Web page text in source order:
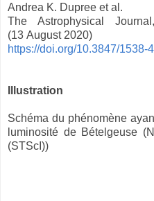
Andrea K. Dupree et al.
The Astrophysical
(13 August 2020)
https://doi.org/10.3847/1538-
Illustration
Schéma du phénomène
luminosité de Bételgeuse
(STScI))